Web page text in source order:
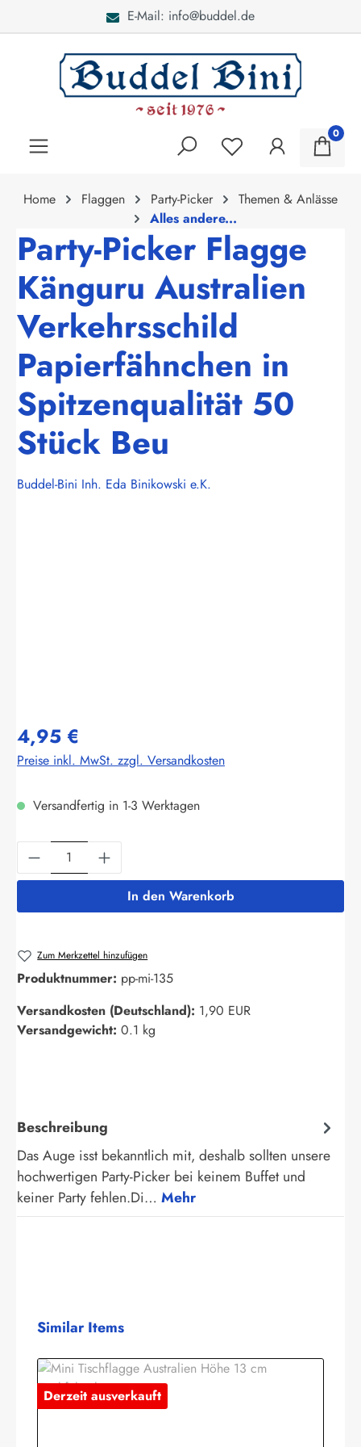
E-Mail: info@buddel.de
0
Home Flaggen Party-Picker
Themen & Anlässe
Alles andere...
Party-Picker Flagge
Känguru Australien
Verkehrsschild
Papierfähnchen in
Spitzenqualität 50
Stück Beu
Buddel-Bini Inh. Eda Binikowski e.K.
4,95 €
Preise inkl. MwSt. zzgl. Versandkosten
Versandfertig in 1-3 Werktagen
Produkt Anzahl: Gib den gewünschten
In den Warenkorb
Zum Merkzettel hinzufügen
Produktnummer: pp-mi-135
Versandkosten (Deutschland): 1,90 EUR
Versandgewicht: 0.1 kg
Beschreibung
Das Auge isst bekanntlich mit, deshalb sollten unsere
hochwertigen Party-Picker bei keinem Buffet und
keiner Party fehlen.Di… Mehr
Produktgalerie überspringen
Similar Items
Derzeit ausverkauft